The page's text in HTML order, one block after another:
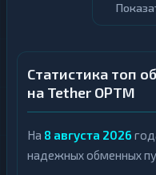
Статистика топ
на Tether OPTM
На 8 августа 2026
надежных обменных